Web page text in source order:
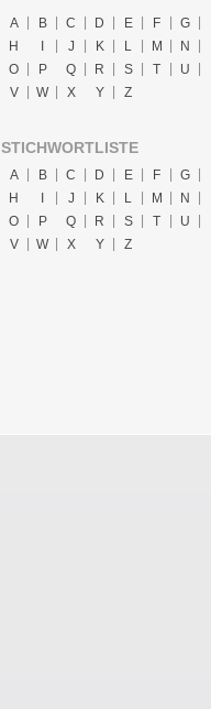
A B C D E F
G
H
J K L M
N
O
P Q R S T
U
V
W X Y Z
STICHWORTLISTE
A B C D E F
G
H
J K L M
N
O
P Q R S T
U
V
W X Y Z